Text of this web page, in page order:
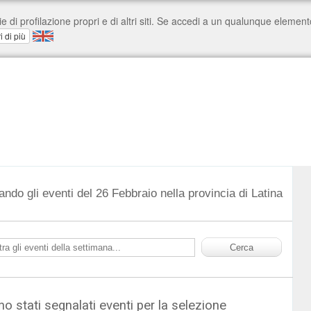
gli eventi del 26 Febbraio nella provincia di Latina
stati segnalati eventi per la selezione